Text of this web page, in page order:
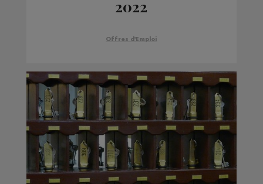
2022
Offres d'Emploi